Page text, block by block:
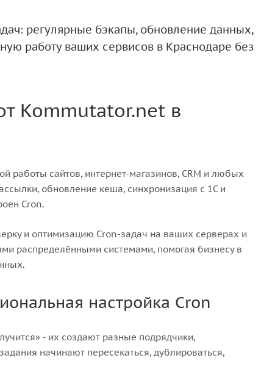
регулярные бэкапы, обновление данных,
работу ваших сервисов в Краснодаре без
Kommutator.net в
работы сайтов, интернет-магазинов, CRM и любых
обновление кеша, синхронизация с 1С и
Cron.
и оптимизацию Cron-задач на ваших серверах и
распределёнными системами, помогая бизнесу в
настройка Cron
- их создают разные подрядчики,
начинают пересекаться, дублироваться,